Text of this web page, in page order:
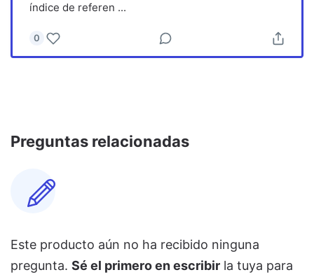
índice de referen ...
0
Preguntas relacionadas
Este producto aún no ha recibido ninguna
pregunta. Sé el primero en escribir la tuya para